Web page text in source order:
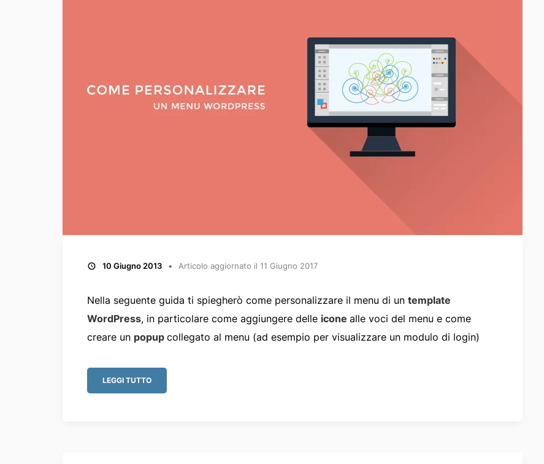
10 Giugno 2013 Articolo aggiornato il 11 Giugno 2017
Nella seguente guida ti spiegherò come personalizzare il menu di un template
WordPress, in particolare come aggiungere delle icone alle voci del menu e come
creare un popup collegato al menu (ad esempio per visualizzare un modulo di login)
LEGGI TUTTO